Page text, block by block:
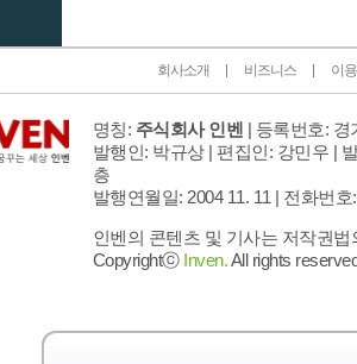
회사소개 비즈니스 이
명칭: 주식회사 인벤 | 등록번호: 경
발행인: 박규상 | 편집인: 강민우 |
층
발행연월일: 2004 11. 11 | 전화번호
인벤의 콘텐츠 및 기사는 저작권
Copyrightⓒ Inven.All rights